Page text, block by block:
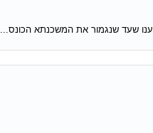
שעד שנגמור את המשכנתא הכונס...